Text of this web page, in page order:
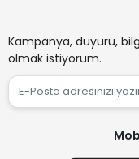
Kampanya, duyuru,
olmak istiyorum.